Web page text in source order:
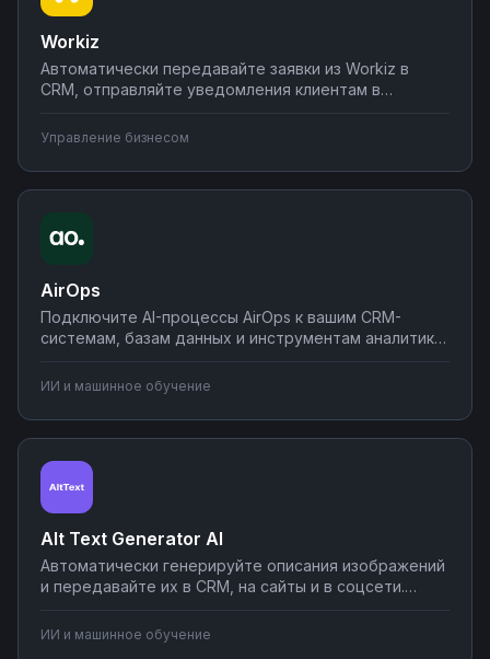
Workiz
Автоматически передавайте заявки из Workiz в
CRM, отправляйте уведомления клиентам в
бухгалтерскими системами. Соедините Workiz с
вашими инструментами через Nodul — создавайте
автоматизации без программирования.
Управление бизнесом
AirOps
Подключите AI-процессы AirOps к вашим CRM-
системам, базам данных и инструментам аналитики.
создавайте отчеты и синхронизируйте результаты
с рабочими инструментами. Настройте интеграции
без кода через Nodul.
ИИ и машинное обучение
Alt Text Generator AI
Автоматически генерируйте описания изображений
и передавайте их в CRM, на сайты и в соцсети.
хранилищам, системам управления контентом и
маркетинговым инструментам для массовой
ИИ и машинное обучение